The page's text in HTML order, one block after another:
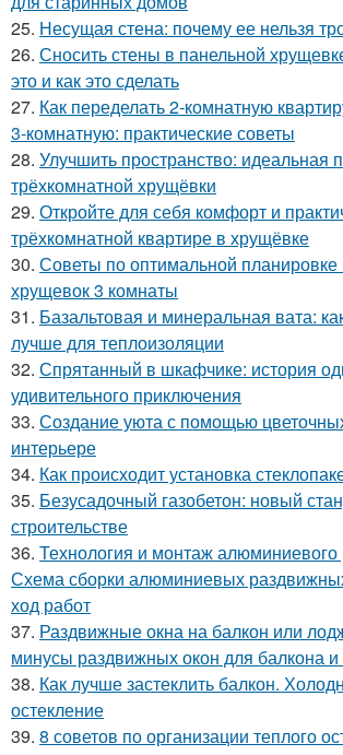
25. Несущая стена: почему ее нельзя
26. Сносить стены в панельной
это и как это сделать
27. Как переделать 2-комнатную
3-комнатную: практические советы
28. Улучшить пространство: идеальная
трёхкомнатной хрущёвки
29. Откройте для себя комфорт и
трёхкомнатной квартире в хрущёвке
30. Советы по оптимальной планировке
хрущевок 3 комнаты
31. Базальтовая и минеральная вата:
лучше для теплоизоляции
32. Спрятанный в шкафчике: история
удивительного приключения
33. Создание уюта с помощью
интерьере
34. Как происходит установка
35. Безусадочный газобетон: новый
строительстве
36. Технология и монтаж алюминиевого
Схема сборки алюминиевых
ход работ
37. Раздвижные окна на балкон или
минусы раздвижных окон для балкона
38. Как лучше застеклить балкон.
остекление
39. 8 советов по организации теплого